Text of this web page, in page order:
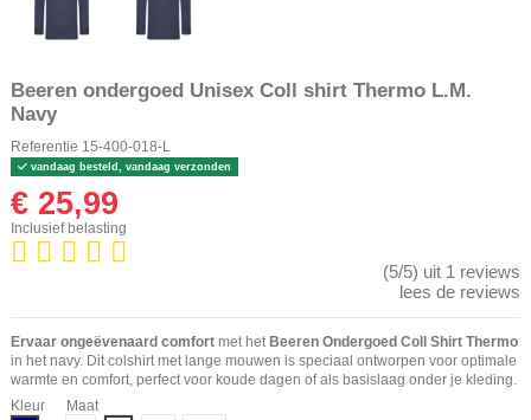
Beeren ondergoed Unisex Coll shirt Thermo L.M.
Navy
Referentie 15-400-018-L
vandaag besteld, vandaag verzonden
€ 25,99
Inclusief belasting
(5/5) uit 1 reviews
lees de reviews
Ervaar ongeëvenaard comfort met het Beeren Ondergoed Coll Shirt Thermo
in het navy. Dit colshirt met lange mouwen is speciaal ontworpen voor optimale
warmte en comfort, perfect voor koude dagen of als basislaag onder je kleding.
Kleur
Maat